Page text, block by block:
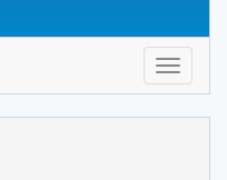
Toggle